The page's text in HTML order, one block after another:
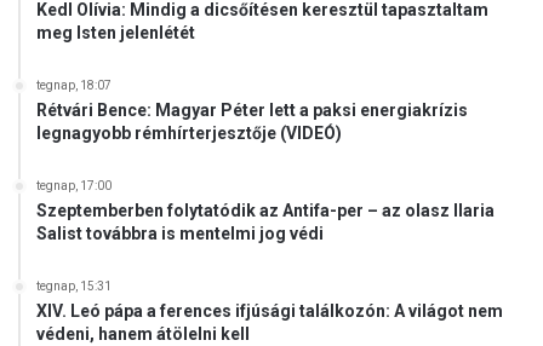
Kedl Olívia: Mindig a dicsőítésen keresztül tapasztaltam
meg Isten jelenlétét
tegnap, 18:07
Rétvári Bence: Magyar Péter lett a paksi energiakrízis
legnagyobb rémhírterjesztője (VIDEÓ)
tegnap, 17:00
Szeptemberben folytatódik az Antifa-per – az olasz Ilaria
Salist továbbra is mentelmi jog védi
tegnap, 15:31
XIV. Leó pápa a ferences ifjúsági találkozón: A világot nem
védeni, hanem átölelni kell